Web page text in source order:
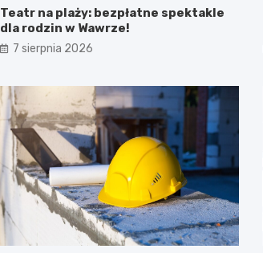
Teatr na plaży: bezpłatne spektakle
dla rodzin w Wawrze!
7 sierpnia 2026